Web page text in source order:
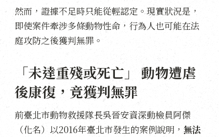
然而，證據不足時只能從輕認定。現實狀況是，
即使案件牽涉多條動物性命，行為人也可能在法
庭攻防之後獲判無罪。
「未達重殘或死亡」 動物遭虐
後康復，竟獲判無罪
前臺北市動物救援隊長吳晉安資深動檢員阿傑
（化名）以2016年臺北市發生的案例說明， 無法